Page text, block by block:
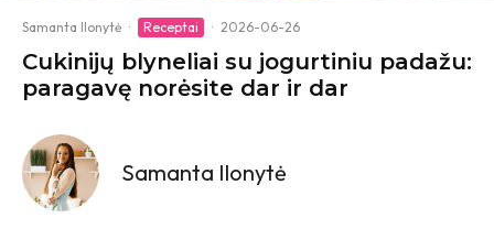
Samanta Ilonytė · Receptai · 2026-06-26
Cukinijų blyneliai su jogurtiniu padažu:
paragavę norėsite dar ir dar
Samanta Ilonytė